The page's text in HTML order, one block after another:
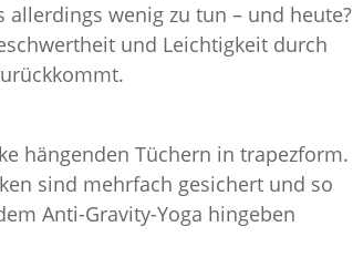
wenig zu tun – und heute?
und Leichtigkeit durch
hängenden Tüchern in trapezform.
sind mehrfach gesichert und so
Anti-Gravity-Yoga hingeben